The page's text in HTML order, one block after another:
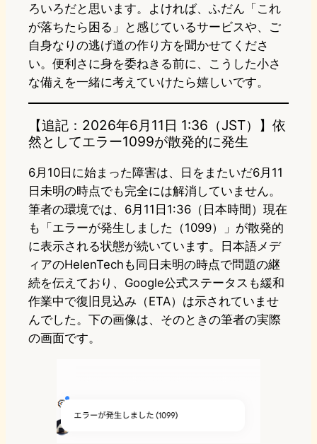
ろいろだと思います。よければ、ふだん「これ
が落ちたら困る」と感じているサービスや、ご
自身なりの逃げ道の作り方を聞かせてくださ
い。便利さに身を委ねきる前に、こうした小さ
な備えを一緒に考えていけたら嬉しいです。
【追記：2026年6月11日 1:36（JST）】依
然としてエラー1099が散発的に発生
6月10日に始まった障害は、日をまたいだ6月11
日未明の時点でも完全には解消していません。
筆者の環境では、6月11日1:36（日本時間）現在
も「エラーが発生しました（1099）」が散発的
に表示される状態が続いています。日本語メデ
ィアのHelenTechも同日未明の時点で問題の継
続を伝えており、Google公式ステータスも緩和
作業中で復旧見込み（ETA）は示されていませ
んでした。下の画像は、そのときの筆者の実際
の画面です。